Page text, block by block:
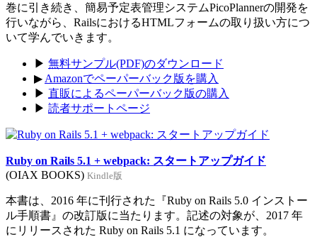
巻に引き続き、簡易予定表管理システムPicoPlannerの開発を
行いながら、RailsにおけるHTMLフォームの取り扱い方につ
いて学んでいきます。
▶ 無料サンプル(PDF)のダウンロード
▶ Amazonでペーパーバック版を購入
▶ 直販によるペーパーバック版の購入
▶ 読者サポートページ
Ruby on Rails 5.1 + webpack: スタートアップガイド
(OIAX BOOKS) Kindle版
本書は、2016 年に刊行された『Ruby on Rails 5.0 インストー
ル手順書』の改訂版に当たります。記述の対象が、2017 年
にリリースされた Ruby on Rails 5.1 になっています。